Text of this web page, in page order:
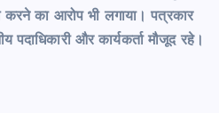
करने का आरोप भी लगाया। पत्रकार
पदाधिकारी और कार्यकर्ता मौजूद रहे।